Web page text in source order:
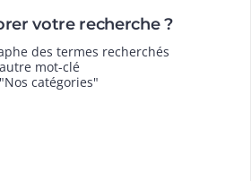
votre recherche ?
des termes recherchés
mot-clé
catégories"